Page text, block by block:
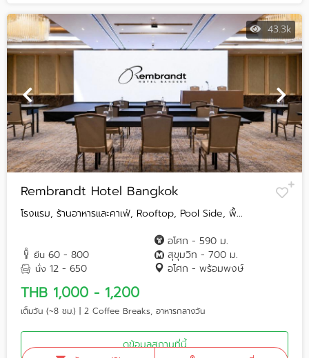
43.3k
Rembrandt Hotel Bangkok
โรงแรม, ร้านอาหารและคาเฟ่, Rooftop, Pool Side, พื้...
ยืน 60 - 800
นั่ง 12 - 650
อโศก - 590 ม.
สุขุมวิท - 700 ม.
อโศก - พร้อมพงษ์
THB 1,000 - 1,200
เต็มวัน (~8 ชม.) | 2 Coffee Breaks, อาหารกลางวัน
ดูข้อมูลสถานที่นี้